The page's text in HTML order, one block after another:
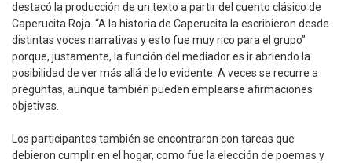
destacó la producción de un texto a partir del cuento clásico de
Caperucita Roja. “A la historia de Caperucita la escribieron desde
distintas voces narrativas y esto fue muy rico para el grupo”
porque, justamente, la función del mediador es ir abriendo la
posibilidad de ver más allá de lo evidente. A veces se recurre a
preguntas, aunque también pueden emplearse afirmaciones
objetivas.
Los participantes también se encontraron con tareas que
debieron cumplir en el hogar, como fue la elección de poemas y